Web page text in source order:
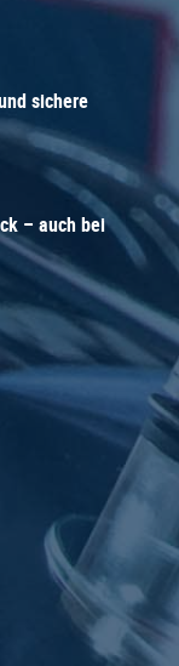
sichere
– auch bei